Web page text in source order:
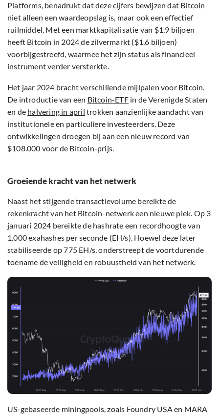
Platforms, benadrukt dat deze cijfers bewijzen dat Bitcoin
niet alleen een waardeopslag is, maar ook een effectief
ruilmiddel. Met een marktkapitalisatie van $1,9 biljoen
heeft Bitcoin in 2024 de zilvermarkt ($1,6 biljoen)
voorbijgestreefd, waarmee het zijn status als financieel
instrument verder versterkte.
Het jaar 2024 bracht verschillende mijlpalen voor Bitcoin.
De introductie van een Bitcoin-ETFin de Verenigde Staten
en de halvering in april trokken aanzienlijke aandacht van
institutionele en particuliere investeerders. Deze
ontwikkelingen droegen bij aan een nieuw record van
$108.000 voor de Bitcoin-prijs.
Groeiende kracht van het netwerk
Naast het stijgende transactievolume bereikte de
rekenkracht van het Bitcoin-netwerk een nieuwe piek. Op 3
januari 2024 bereikte de hashrate een recordhoogte van
1.000 exahashes per seconde (EH/s). Hoewel deze later
stabiliseerde op 775 EH/s, onderstreept de voortdurende
toename de veiligheid en robuustheid van het netwerk.
US-gebaseerde miningpools, zoals Foundry USA en MARA